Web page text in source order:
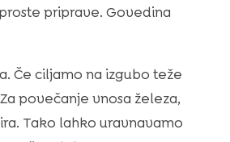
priprave. Govedina
Če ciljamo na izgubo teže
povečanje vnosa železa,
Tako lahko uravnavamo